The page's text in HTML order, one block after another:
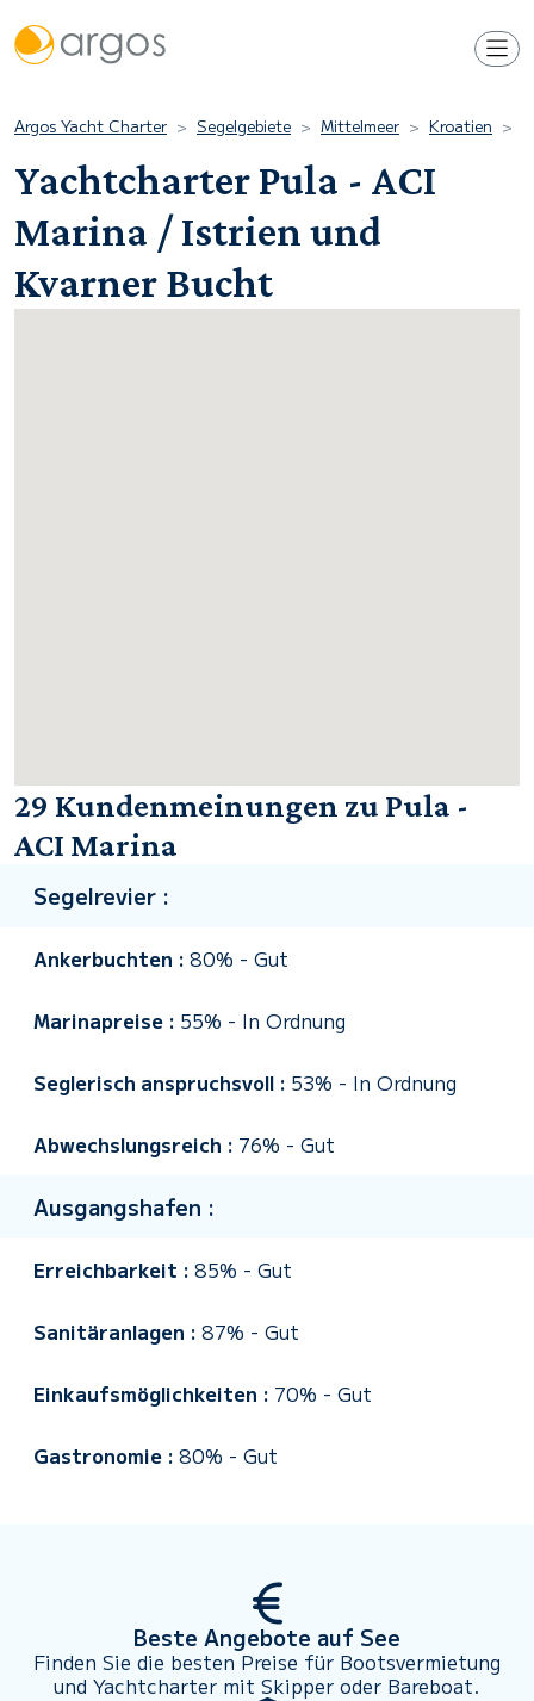
Argos Yacht Charter Segelgebiete Mittelmeer Kroatien
Yachtcharter Pula - ACI
Marina / Istrien und
Kvarner Bucht
29 Kundenmeinungen zu Pula -
ACI Marina
Segelrevier :
Ankerbuchten : 80% - Gut
Marinapreise : 55% - In Ordnung
Seglerisch anspruchsvoll : 53% - In Ordnung
Abwechslungsreich : 76% - Gut
Ausgangshafen :
Erreichbarkeit : 85% - Gut
Sanitäranlagen : 87% - Gut
Einkaufsmöglichkeiten : 70% - Gut
Gastronomie : 80% - Gut
Beste Angebote auf See
Finden Sie die besten Preise für Bootsvermietung
und Yachtcharter mit Skipper oder Bareboat.